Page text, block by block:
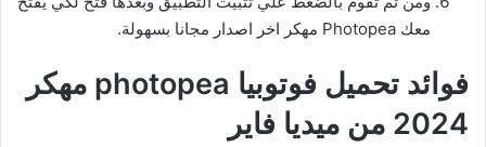
معك Photopea مهكر اخر اصدار مجانا بسهولة.
فوائد تحميل فوتوبيا photopea مهكر
2024 من ميديا فاير